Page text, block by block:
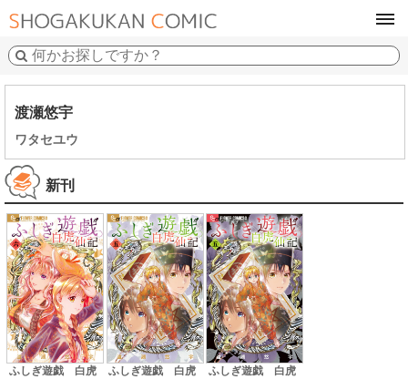
渡瀬悠宇
ワタセユウ
新刊
ふしぎ遊戯 白虎
ふしぎ遊戯 白虎
ふしぎ遊戯 白虎